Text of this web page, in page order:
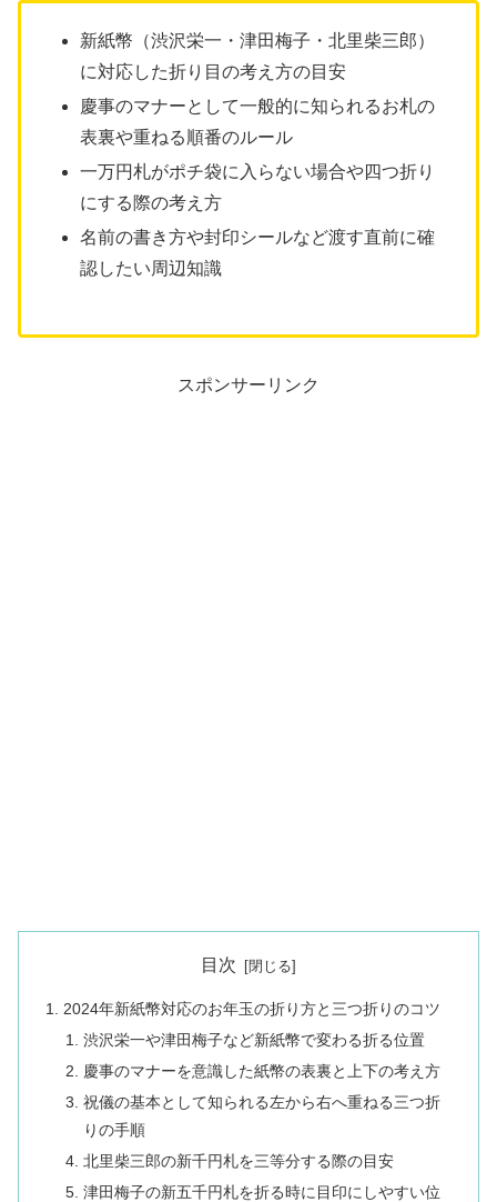
新紙幣（渋沢栄一・津田梅子・北里柴三郎）
に対応した折り目の考え方の目安
慶事のマナーとして一般的に知られるお札の
表裏や重ねる順番のルール
一万円札がポチ袋に入らない場合や四つ折り
にする際の考え方
名前の書き方や封印シールなど渡す直前に確
認したい周辺知識
スポンサーリンク
目次
2024年新紙幣対応のお年玉の折り方と三つ折りのコツ
渋沢栄一や津田梅子など新紙幣で変わる折る位置
慶事のマナーを意識した紙幣の表裏と上下の考え方
祝儀の基本として知られる左から右へ重ねる三つ折
りの手順
北里柴三郎の新千円札を三等分する際の目安
津田梅子の新五千円札を折る時に目印にしやすい位